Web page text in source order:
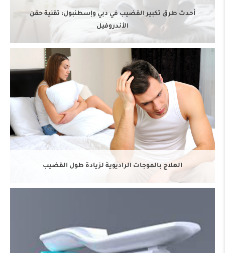
أحدث طرق تكبير القضيب في دبي وإسطنبول: تقنية حقن
الأندروفيل
العلاج بالموجات الراديوية لزيادة طول القضيب
جهاز Viberect لعلاج الضعف الجنسي